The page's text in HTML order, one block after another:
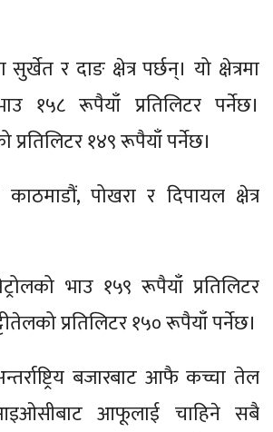
सुर्खेत र दाङ क्षेत्र पर्छन्। यो क्षेत्रमा
१५८ रूपैयाँ प्रतिलिटर पर्नेछ।
प्रतिलिटर १४९ रूपैयाँ पर्नेछ।
काठमाडौं, पोखरा र दिपायल क्षेत्र
भाउ १५९ रूपैयाँ प्रतिलिटर
प्रतिलिटर १५० रूपैयाँ पर्नेछ।
बजारबाट आफै कच्चा तेल
आफूलाई चाहिने सबै